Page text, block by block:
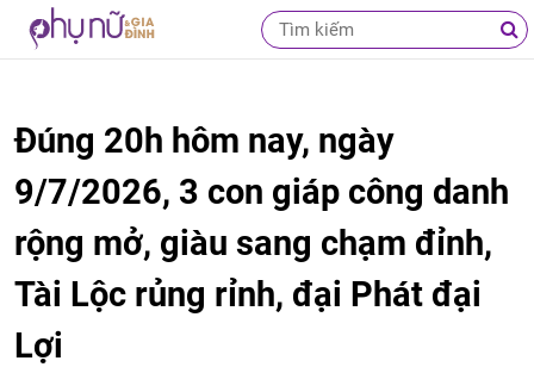
Đúng 20h hôm nay, ngày
9/7/2026, 3 con giáp công danh
rộng mở, giàu sang chạm đỉnh,
Tài Lộc rủng rỉnh, đại Phát đại
Lợi